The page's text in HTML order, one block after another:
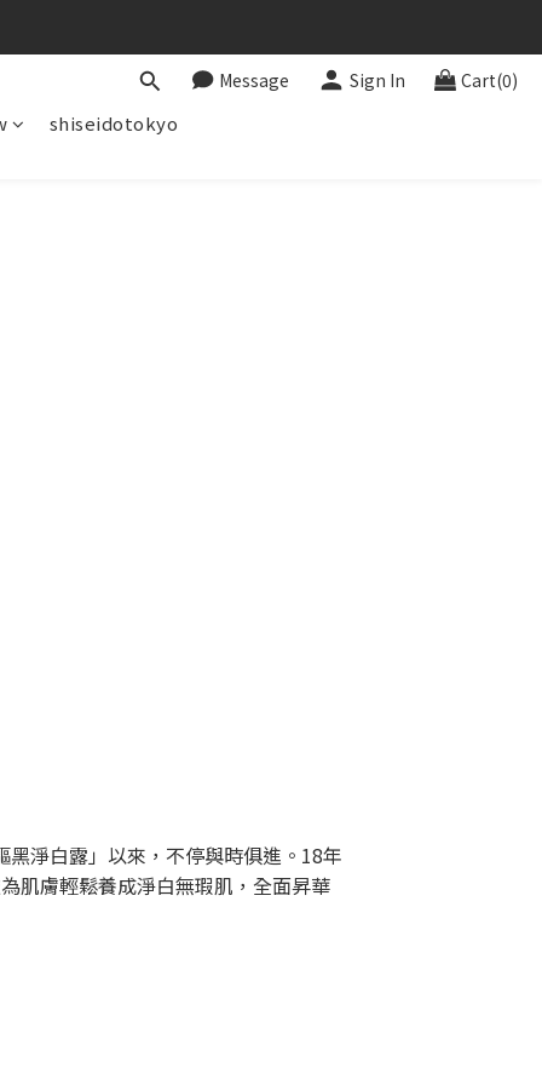
Message Sign In Cart(0)
shiseidotokyo
淨白露」以來，不停與時俱進。18年
肌膚輕鬆養成淨白無瑕肌，全面昇華